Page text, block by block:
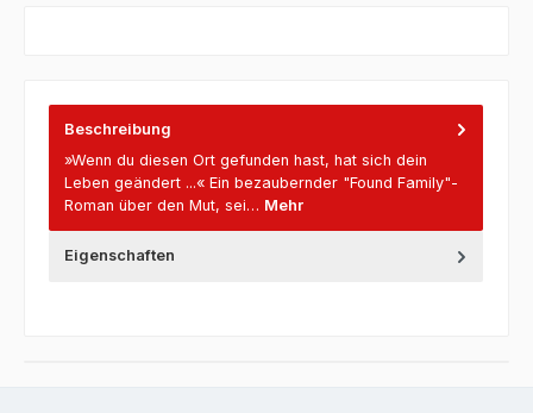
Beschreibung
»Wenn du diesen Ort gefunden hast, hat sich dein
Leben geändert ...« Ein bezaubernder "Found Family"-
Roman über den Mut, sei… Mehr
Eigenschaften